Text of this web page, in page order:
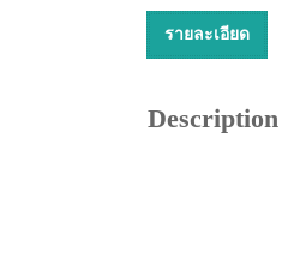
รายละเอียด
Description